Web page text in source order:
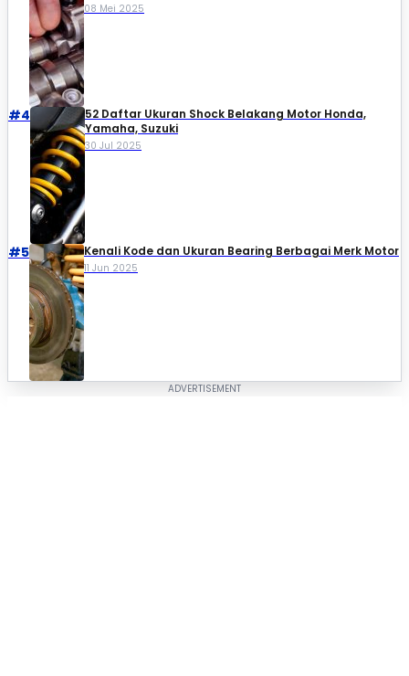
08 Mei 2025
#4
52 Daftar Ukuran Shock Belakang Motor Honda,
Yamaha, Suzuki​
30 Jul 2025
#5 Kenali Kode dan Ukuran Bearing Berbagai Merk Motor
11 Jun 2025